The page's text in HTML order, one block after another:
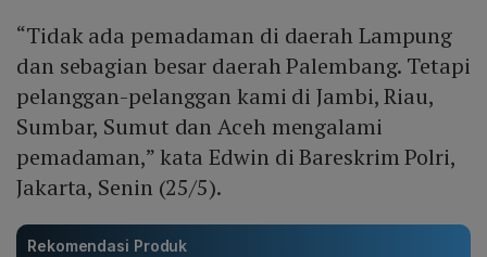
“Tidak ada pemadaman di daerah Lampung
dan sebagian besar daerah Palembang. Tetapi
pelanggan-pelanggan kami di Jambi, Riau,
Sumbar, Sumut dan Aceh mengalami
pemadaman,” kata Edwin di Bareskrim Polri,
Jakarta, Senin (25/5).
Rekomendasi Produk